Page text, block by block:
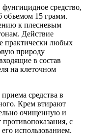
средство,
объемом 15 грамм.
к плесневым
Действие
практически любых
природу
в состав
на клеточном
средства в
Крем втирают
очищенную и
с
использованием.